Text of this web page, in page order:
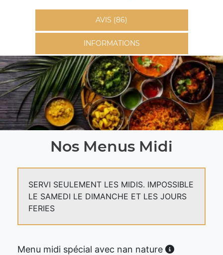
AVIS (86)
INFORMATIONS
Nos Menus Midi
SERVI SEULEMENT LES MIDIS. IMPOSSIBLE
LE SAMEDI LE DIMANCHE ET LES JOURS
FERIES
Menu midi spécial avec nan nature